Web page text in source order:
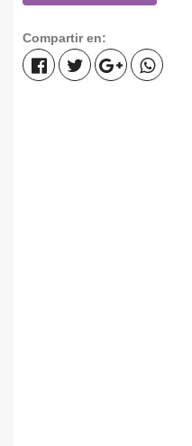
Compartir en: